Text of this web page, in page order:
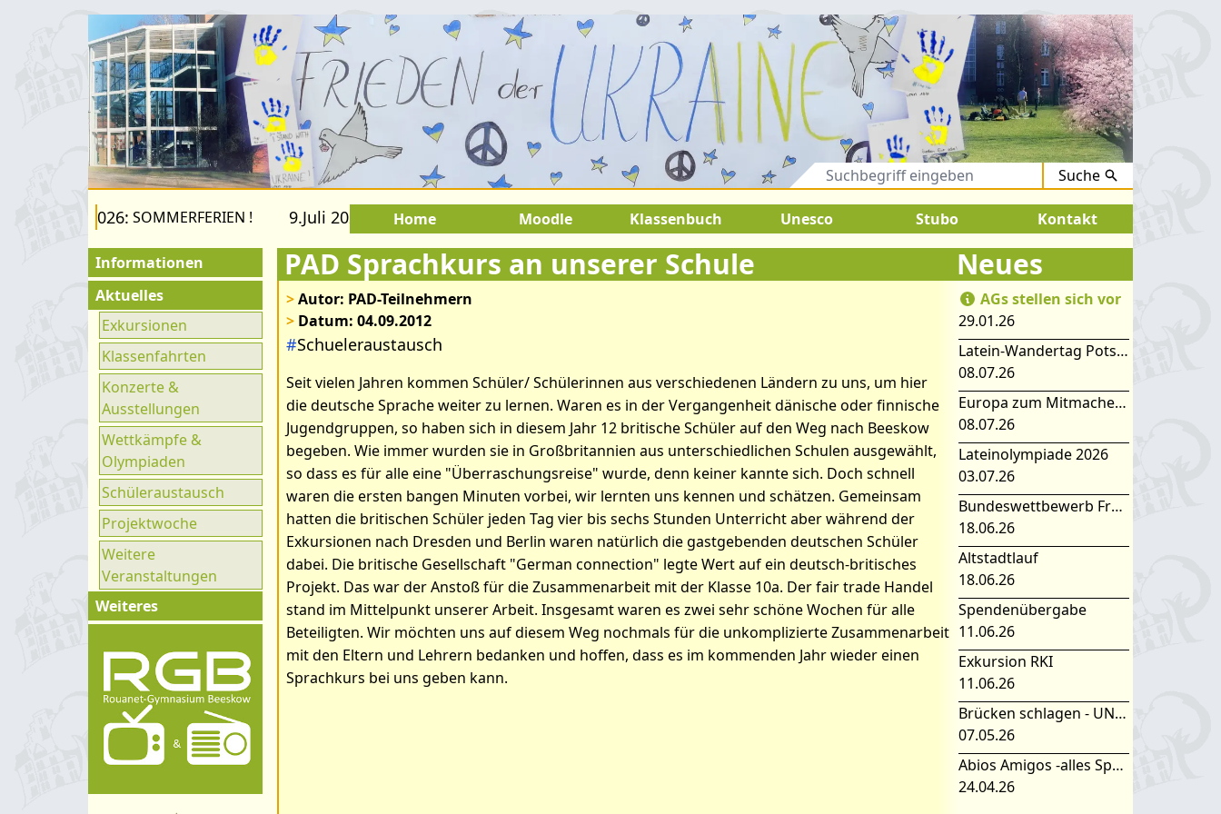
Suche
2026:SOMMERFERIEN ! 9.Juli 2026 bis 22.August 2026: SOMMERFERIEN ! 9.Juli 2026 bis 22.August 2026: SOMMERFERIEN !
Home Moodle Klassenbuch Unesco Stubo Kontakt
Informationen
Für Besucher
Schulfamilie
Förderverein
Fachräume
Ganztag
UNESCO
Klimaparlament
Aktuelles
Exkursionen
Klassenfahrten
Konzerte &
Ausstellungen
Wettkämpfe &
Olympiaden
Schüleraustausch
Projektwoche
Weitere
Veranstaltungen
Weiteres
Kontakt
Organigramm
Schulprogramm
Hygienekonzept
PAD Sprachkurs an unserer Schule
>Autor: PAD-Teilnehmern
>Datum: 04.09.2012
#Schueleraustausch
Seit vielen Jahren kommen Schüler/ Schülerinnen aus verschiedenen Ländern zu uns, um hier
die deutsche Sprache weiter zu lernen. Waren es in der Vergangenheit dänische oder finnische
Jugendgruppen, so haben sich in diesem Jahr 12 britische Schüler auf den Weg nach Beeskow
begeben. Wie immer wurden sie in Großbritannien aus unterschiedlichen Schulen ausgewählt,
so dass es für alle eine "Überraschungsreise" wurde, denn keiner kannte sich. Doch schnell
waren die ersten bangen Minuten vorbei, wir lernten uns kennen und schätzen. Gemeinsam
hatten die britischen Schüler jeden Tag vier bis sechs Stunden Unterricht aber während der
Exkursionen nach Dresden und Berlin waren natürlich die gastgebenden deutschen Schüler
dabei. Die britische Gesellschaft "German connection" legte Wert auf ein deutsch-britisches
Projekt. Das war der Anstoß für die Zusammenarbeit mit der Klasse 10a. Der fair trade Handel
stand im Mittelpunkt unserer Arbeit. Insgesamt waren es zwei sehr schöne Wochen für alle
Beteiligten. Wir möchten uns auf diesem Weg nochmals für die unkomplizierte Zusammenarbeit
mit den Eltern und Lehrern bedanken und hoffen, dass es im kommenden Jahr wieder einen
Sprachkurs bei uns geben kann.
Neues
AGs stellen sich vor
29.01.26
Latein-Wandertag Potsdam
08.07.26
Europa zum Mitmachen – SIMEP 2026 in Stubice
08.07.26
Lateinolympiade 2026
03.07.26
Bundeswettbewerb Fremdsprachen
18.06.26
Altstadtlauf
18.06.26
Spendenübergabe
11.06.26
Exkursion RKI
11.06.26
Brücken schlagen - UNESCO Projekttag 2026
07.05.26
Abios Amigos -alles Spanisch oder was
24.04.26